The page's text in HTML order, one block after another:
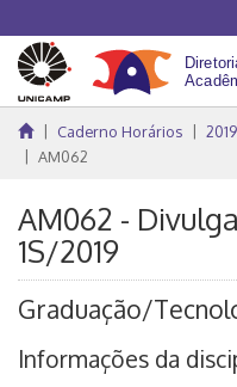
Caderno Horários 2019
AM062
AM062 -
1S/2019
Graduação/
Informações da